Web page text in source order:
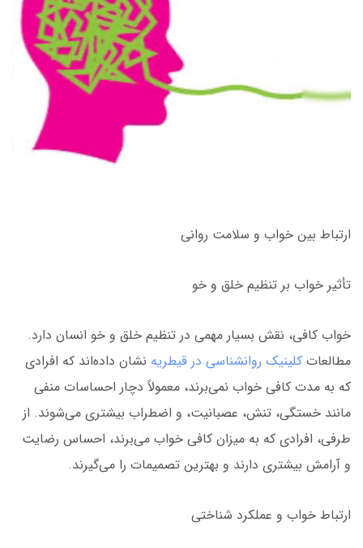
ارتباط بین خواب و سلامت روانی
تأثیر خواب بر تنظیم خلق و خو
خواب کافی، نقش بسیار مهمی در تنظیم خلق و خو انسان دارد.
مطالعات کلینیک روانشناسی در قیطریه نشان داده‌اند که افرادی
که به مدت کافی خواب نمی‌برند، معمولاً دچار احساسات منفی
مانند خستگی، تنش، عصبانیت، و اضطراب بیشتری می‌شوند. از
طرفی، افرادی که به میزان کافی خواب می‌برند، احساس رضایت
و آرامش بیشتری دارند و بهترین تصمیمات را می‌گیرند.
ارتباط خواب و عملکرد شناختی